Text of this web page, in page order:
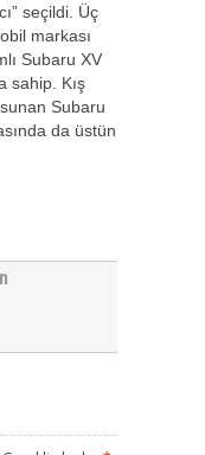
seçildi. Üç
markası
Subaru XV
sahip. Kış
Subaru
da üstün